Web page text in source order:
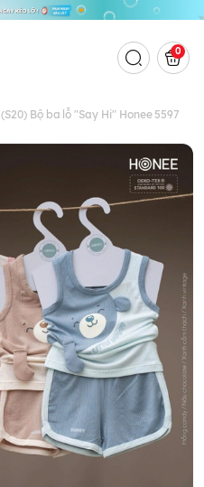
0
(S20) Bộ ba lỗ "Say Hi" Honee 5597